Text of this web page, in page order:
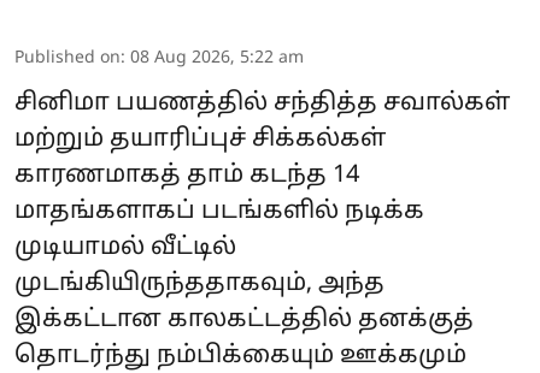
Published on: 08 Aug 2026, 5:22 am
சினிமா பயணத்தில் சந்தித்த சவால்கள்
மற்றும் தயாரிப்புச் சிக்கல்கள்
காரணமாகத் தாம் கடந்த 14
மாதங்களாகப் படங்களில் நடிக்க
முடியாமல் வீட்டில்
முடங்கியிருந்ததாகவும், அந்த
இக்கட்டான காலகட்டத்தில் தனக்குத்
தொடர்ந்து நம்பிக்கையும் ஊக்கமும்